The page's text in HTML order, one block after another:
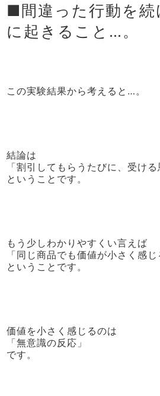
■間違った行動を続
に起きること…。
この実験結果から考えると…。
結論は
「割引してもらうたびに、受ける
ということです。
もう少しわかりやすくい言えば
「同じ商品でも価値が小さく感じ
ということです。
価値を小さく感じるのは
「無意識の反応」
です。